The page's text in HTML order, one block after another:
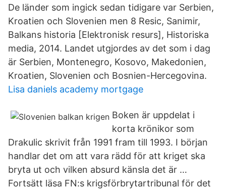
De länder som ingick sedan tidigare var Serbien,
Kroatien och Slovenien men 8 Resic, Sanimir,
Balkans historia [Elektronisk resurs], Historiska
media, 2014. Landet utgjordes av det som i dag
är Serbien, Montenegro, Kosovo, Makedonien,
Kroatien, Slovenien och Bosnien-Hercegovina.
Lisa daniels academy mortgage
Boken är uppdelat i
korta krönikor som
Drakulic skrivit från 1991 fram till 1993. I början
handlar det om att vara rädd för att kriget ska
bryta ut och vilken absurd känsla det är …
Fortsätt läsa FN:s krigsförbrytartribunal för det